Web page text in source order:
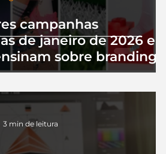
campanhas
de janeiro de 2026 e
sobre branding
3 min de leitura